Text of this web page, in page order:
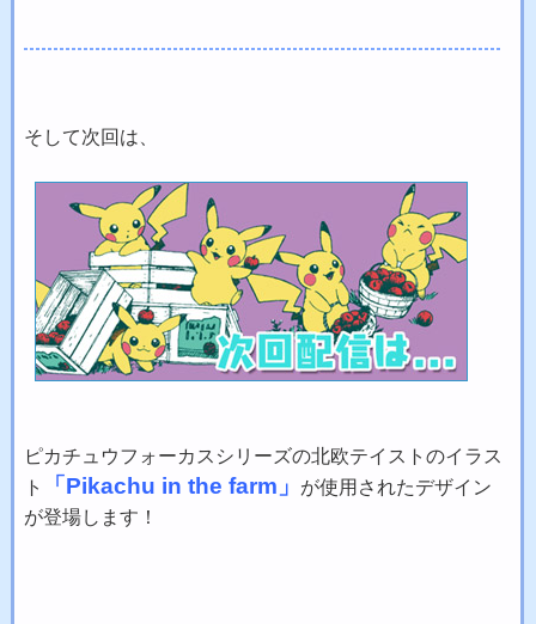
そして次回は、
ピカチュウフォーカスシリーズの北欧テイストのイラス
ト
「Pikachu in the farm」
が使用されたデザイン
が登場します！